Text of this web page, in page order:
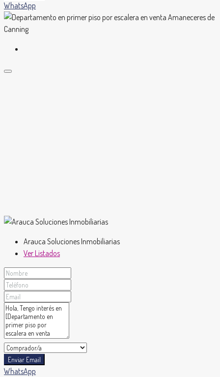
WhatsApp
Arauca Soluciones Inmobiliarias
Ver Listados
Enviar Email
WhatsApp